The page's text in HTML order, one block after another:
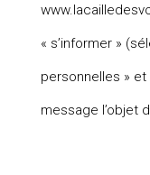
« s’informer »
personnelles »
message l’objet